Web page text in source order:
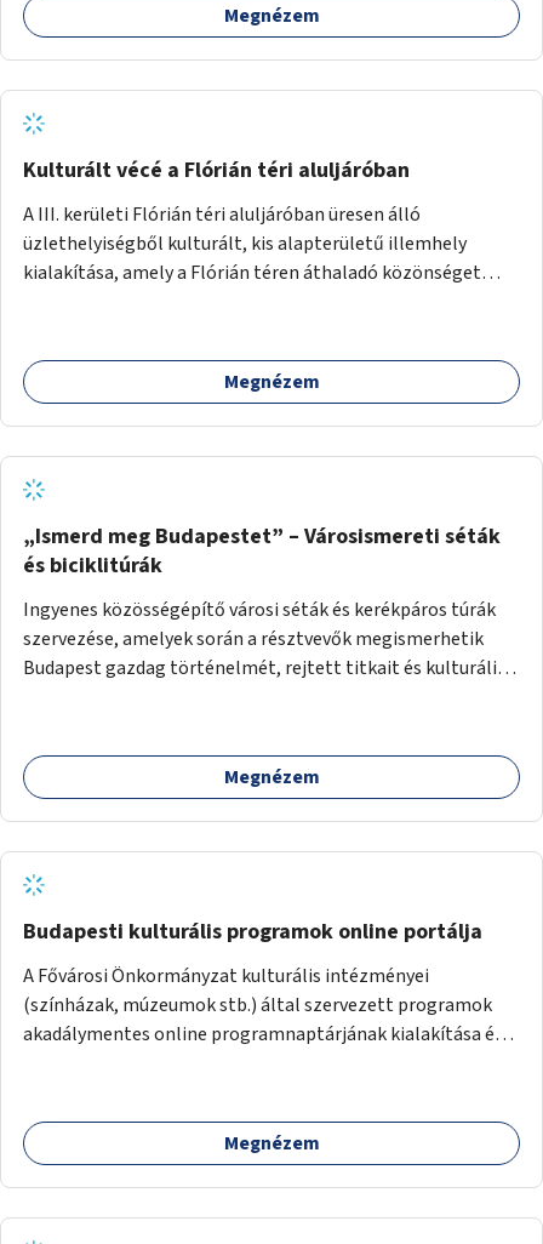
Megnézem
Kulturált vécé a Flórián téri aluljáróban
A III. kerületi Flórián téri aluljáróban üresen álló
üzlethelyiségből kulturált, kis alapterületű illemhely
kialakítása, amely a Flórián téren áthaladó közönséget
Megnézem
„Ismerd meg Budapestet” – Városismereti séták
és biciklitúrák
Ingyenes közösségépítő városi séták és kerékpáros túrák
szervezése, amelyek során a résztvevők megismerhetik
Budapest gazdag történelmét, rejtett titkait és kulturális
nyújthat.
Megnézem
Budapesti kulturális programok online portálja
A Fővárosi Önkormányzat kulturális intézményei
(színházak, múzeumok stb.) által szervezett programok
akadálymentes online programnaptárjának kialakítása és
Megnézem